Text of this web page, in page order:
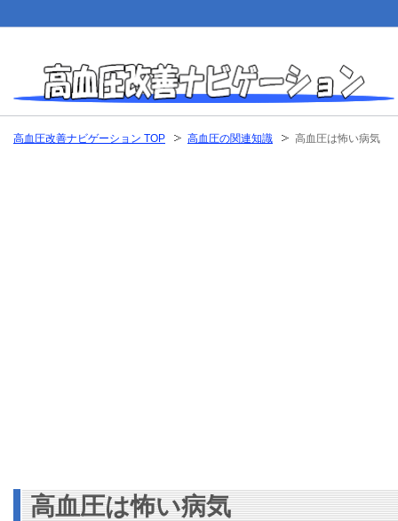
高血圧改善ナビゲーション TOP 高血圧の関連知識 高血圧は怖い病気
高血圧は怖い病気